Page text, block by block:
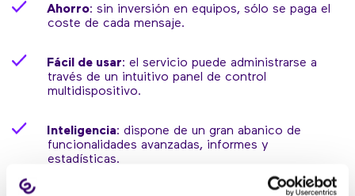
Ahorro: sin inversión en equipos, sólo se paga el
coste de cada mensaje.
Fácil de usar: el servicio puede administrarse a
través de un intuitivo panel de control
multidispositivo.
Inteligencia: dispone de un gran abanico de
funcionalidades avanzadas, informes y
estadísticas.